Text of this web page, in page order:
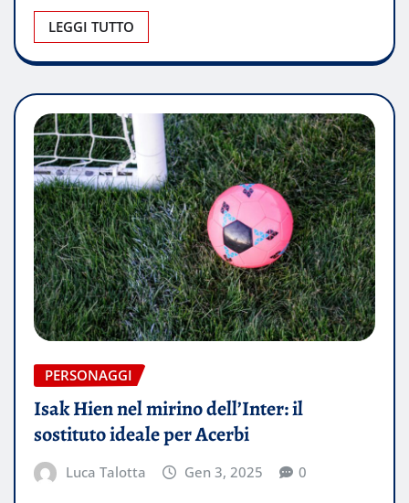
LEGGI TUTTO
PERSONAGGI
Isak Hien nel mirino dell’Inter: il
sostituto ideale per Acerbi
Luca Talotta Gen 3, 2025 0